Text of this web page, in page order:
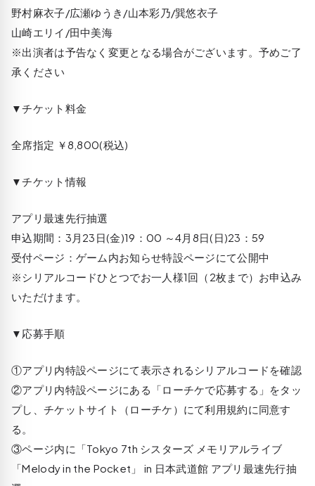
野村麻衣子/広瀬ゆうき/山本彩乃/巽悠衣子
山崎エリイ/田中美海
※出演者は予告なく変更となる場合がございます。予めご了
承ください
▼チケット料金
全席指定 ￥8,800(税込)
▼チケット情報
アプリ最速先行抽選
申込期間：3月23日(金)19：00 ～4月8日(日)23：59
受付ページ：ゲーム内お知らせ特設ページにて公開中
※シリアルコードひとつでお一人様1回（2枚まで）お申込み
いただけます。
▼応募手順
①アプリ内特設ページにて表示されるシリアルコードを確認
②アプリ内特設ページにある「ローチケで応募する」をタッ
プし、チケットサイト（ローチケ）にて利用規約に同意す
る。
③ページ内に「Tokyo 7th シスターズ メモリアルライブ
「Melody in the Pocket」 in 日本武道館 アプリ最速先行抽